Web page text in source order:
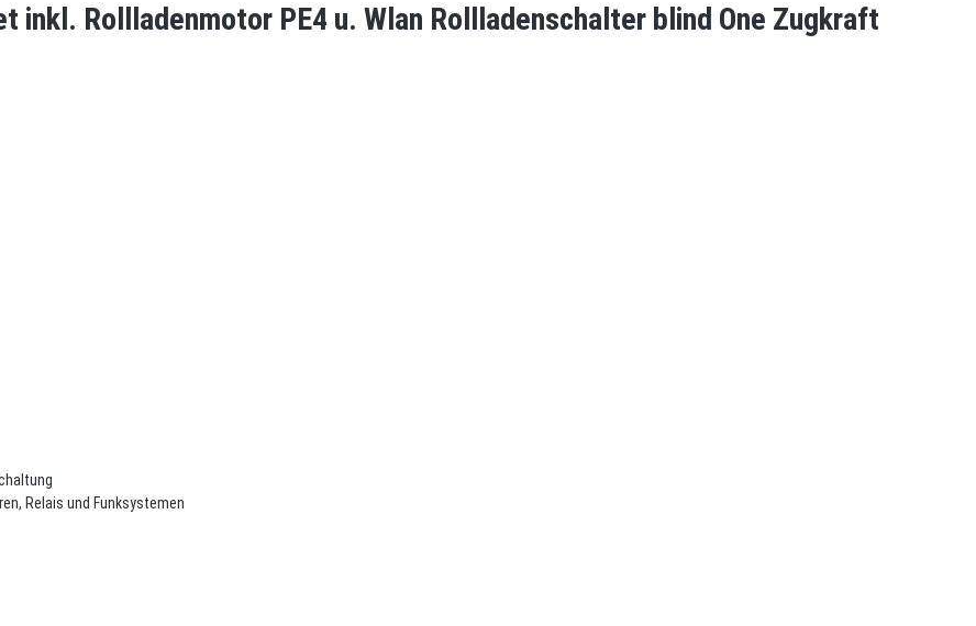
inkl. Rollladenmotor PE4 u. Wlan Rollladenschalter blind One Zugkraft
Relais und Funksystemen